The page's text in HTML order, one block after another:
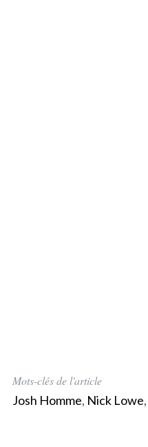
Mots-clés de l'article
Josh Homme, Nick Lowe,